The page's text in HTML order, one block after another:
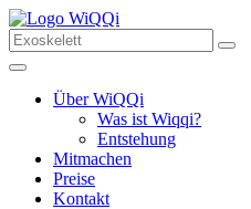
Über WiQQi
Was ist Wiqqi?
Entstehung
Mitmachen
Preise
Kontakt